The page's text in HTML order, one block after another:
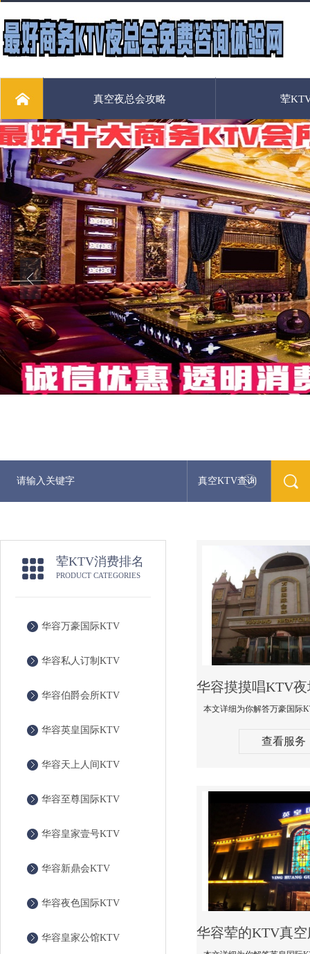
真空夜总会攻略 荤
真空KTV查询
荤KTV消费排名
PRODUCT CATEGORIES
华容万豪国际KTV
华容私人订制KTV
华容伯爵会所KTV
华容英皇国际KTV
华容天上人间KTV
华容至尊国际KTV
华容皇家壹号KTV
华容新鼎会KTV
华容夜色国际KTV
华容皇家公馆KTV
查看服务